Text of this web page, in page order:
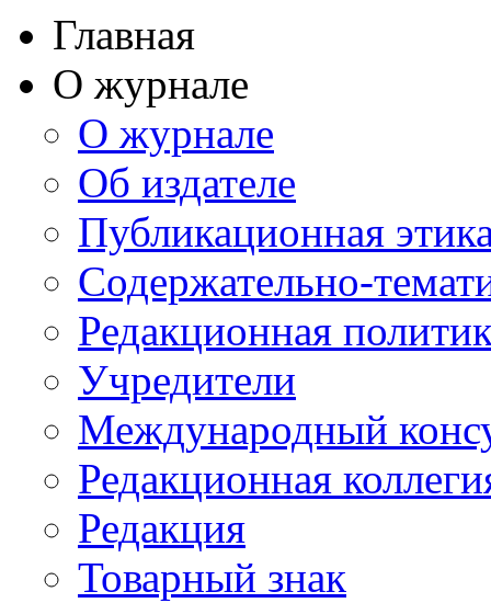
Главная
О журнале
О журнале
Об издателе
Публикационная
Содержательно-
Редакционная
Учредители
Международный
Редакционная
Редакция
Товарный знак